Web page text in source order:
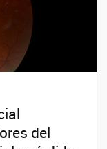
del